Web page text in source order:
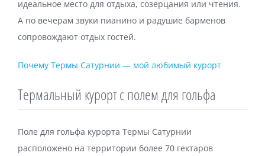
идеальное место для отдыха, созерцания или чтения.
А по вечерам звуки пианино и радушие барменов
сопровождают отдых гостей.
Почему Термы Сатурнии — мой любимый курорт
Термальный курорт с полем для гольфа
Поле для гольфа курорта Термы Сатурнии
расположено на территории более 70 гектаров